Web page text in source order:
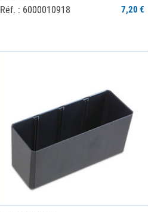
Réf. : 6000010918
7,20 €